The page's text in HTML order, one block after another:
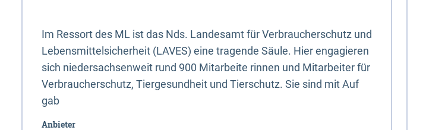
Im Ressort des ML ist das Nds. Landesamt für Verbraucherschutz und
Lebensmittelsicherheit (LAVES) eine tragende Säule. Hier engagieren
sich niedersachsenweit rund 900 Mitarbeite rinnen und Mitarbeiter für
Verbraucherschutz, Tiergesundheit und Tierschutz. Sie sind mit Auf
gab
Anbieter